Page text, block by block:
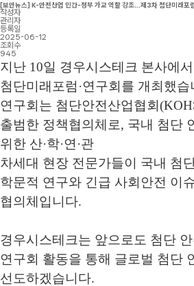
[보안뉴스] K-안전산업 민간-정부 가교 역할 강조...제3차 첨단미래포
작성자
관리자
등록일
2025-06-12
조회수
945
지난 10일 경우시스테크 본사에
첨단미래포럼·연구회를 개최했습
연구회는 첨단안전산업협회
출범한 정책협의체로, 국내 첨단
위한 산·학·연·관
차세대 현장 전문가들이 국내 첨
학문적 연구와 긴급 사회안전 이
협의체입니다.
경우시스테크는 앞으로도 첨단
연구회 활동을 통해 글로벌 첨단
선도하겠습니다.